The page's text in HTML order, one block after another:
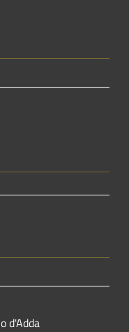
d'Adda